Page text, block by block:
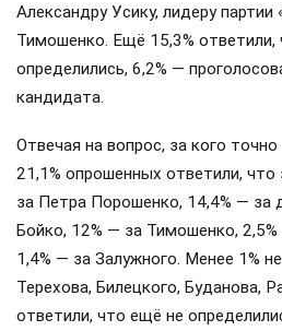
Александру Усику, лидеру
Тимошенко. Ещё 15,3% ответили,
определились, 6,2% —
кандидата.
Отвечая на вопрос, за кого
21,1% опрошенных ответили, что
за Петра Порошенко, 14,4% — за
Бойко, 12% — за Тимошенко,
1,4% — за Залужного. Менее 1%
Терехова, Билецкого, Буданова,
ответили, что ещё не